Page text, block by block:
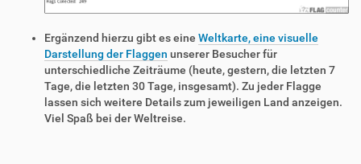
Ergänzend hierzu gibt es eine Weltkarte, eine visuelle
Darstellung der Flaggen unserer Besucher für
unterschiedliche Zeiträume (heute, gestern, die letzten 7
Tage, die letzten 30 Tage, insgesamt). Zu jeder Flagge
lassen sich weitere Details zum jeweiligen Land anzeigen.
Viel Spaß bei der Weltreise.